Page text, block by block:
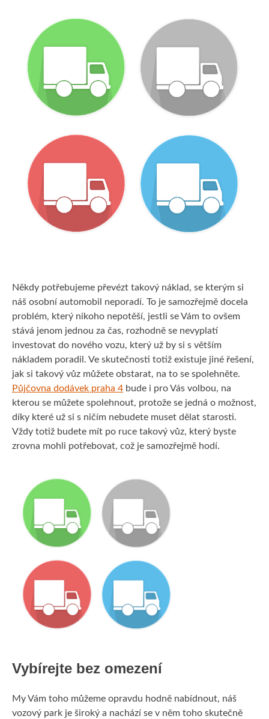
MUŽI
PRODUKTY
Někdy potřebujeme převézt takový náklad, se kterým si
náš osobní automobil neporadí. To je samozřejmě docela
problém, který nikoho nepotěší, jestli se Vám to ovšem
stává jenom jednou za čas, rozhodně se nevyplatí
investovat do nového vozu, který už by si s větším
nákladem poradil. Ve skutečnosti totiž existuje jiné řešení,
jak si takový vůz můžete obstarat, na to se spolehněte.
Půjčovna dodávek praha 4 bude i pro Vás volbou, na
kterou se můžete spolehnout, protože se jedná o možnost,
díky které už si s ničím nebudete muset dělat starosti.
Vždy totiž budete mít po ruce takový vůz, který byste
zrovna mohli potřebovat, což je samozřejmě hodí.
Vybírejte bez omezení
My Vám toho můžeme opravdu hodně nabídnout, náš
vozový park je široký a nachází se v něm toho skutečně